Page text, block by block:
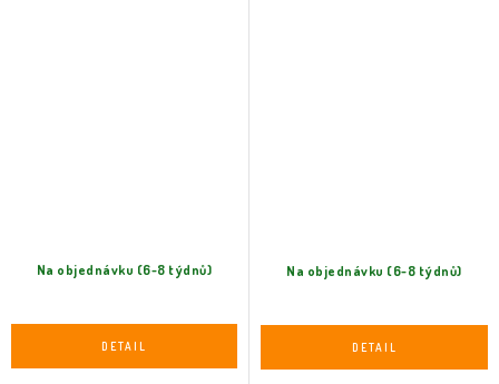
Na objednávku (6-8 týdnů) Na objednávku (6-8 týdnů)